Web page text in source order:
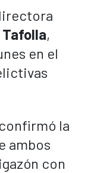
,
en el
la
ambos
con